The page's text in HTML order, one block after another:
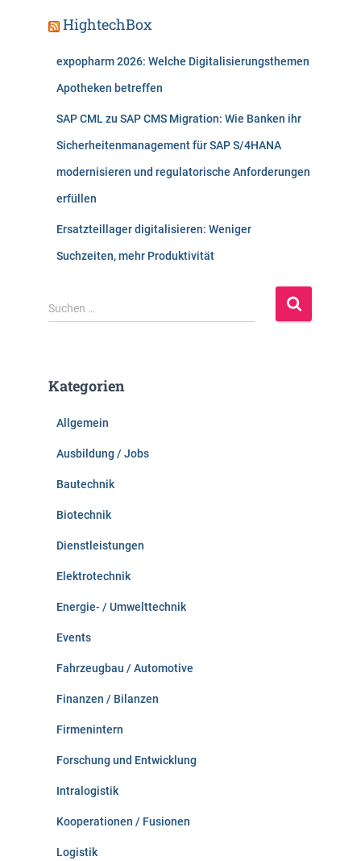
HightechBox
expopharm 2026: Welche Digitalisierungsthemen
Apotheken betreffen
SAP CML zu SAP CMS Migration: Wie Banken ihr
Sicherheitenmanagement für SAP S/4HANA
modernisieren und regulatorische Anforderungen
erfüllen
Ersatzteillager digitalisieren: Weniger
Suchzeiten, mehr Produktivität
S
u
n
Suchen …
Kategorien
Allgemein
Ausbildung / Jobs
Bautechnik
Biotechnik
Dienstleistungen
Elektrotechnik
Energie- / Umwelttechnik
Events
Fahrzeugbau / Automotive
Finanzen / Bilanzen
Firmenintern
Forschung und Entwicklung
Intralogistik
Kooperationen / Fusionen
Logistik